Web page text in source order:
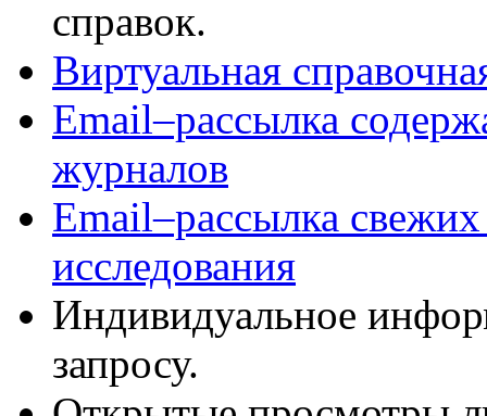
справок.
Виртуальная
Email–рассылка
журналов
Email–рассылка
исследования
Индивидуальное
запросу.